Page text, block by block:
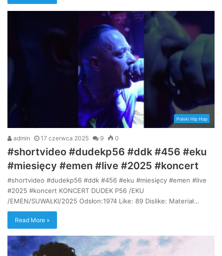
Polski Hip Hop
admin 17 czerwca 2025 9 0
#shortvideo #dudekp56 #ddk #456 #eku
#miesięcy #emen #live #2025 #koncert
#shortvideo #dudekp56 #ddk #456 #eku #miesięcy #emen #live
#2025 #koncert KONCERT DUDEK P56 /EKU
/EMEN/SUWAŁKI/2025 Odsłon:1974 Like: 89 Dislike: Materiał…
Read More »